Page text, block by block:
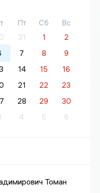
Пт Сб
Вс
31 1
2
7 8
9
14 15
16
21 22
23
28 29
30
4 5 6
Томан